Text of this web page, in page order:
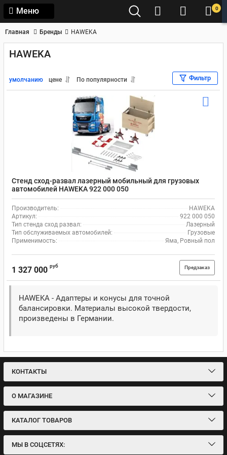
Меню 0
Главная Бренды HAWEKA
HAWEKA
умолчанию цене По популярности Фильтр
Стенд сход-развал лазерный мобильный для грузовых
автомобилей HAWEKA 922 000 050
Производитель:
HAWEKA
Артикул:
922 000 050
Тип стенда сход развал:
Лазерный
Тип обслуживаемых автомобилей:
Грузовые
Применимость:
Яма, Ровный пол
1 327 000 руб Предзаказ
HAWEKA - Адаптеры и конусы для точной
балансировки. Материалы высокой твердости,
произведены в Германии.
КОНТАКТЫ
О МАГАЗИНЕ
КАТАЛОГ ТОВАРОВ
МЫ В СОЦСЕТЯХ: